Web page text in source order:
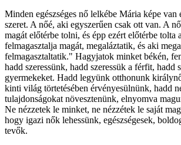
Minden egészséges nő lelkébe Mária képe van
szeret. A nőé, aki egyszerűen csak ott van. A
magát előtérbe tolni, és épp ezért előtérbe tolta
felmagasztalja magát, megaláztatik, és aki
felmagasztaltatik." Hagyjatok minket békén,
hadd szeressünk, hadd szeressük a férfit, hadd
gyermekeket. Hadd legyünk otthonunk
kinti világ törtetésében érvényesülnünk, hadd
tulajdonságokat növesztenünk, elnyomva
Ne nézzetek le minket, ne nézzétek le saját
hogy igazi nők lehessünk, egészségesek,
tevők.